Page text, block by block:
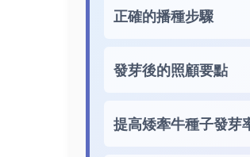
正確的播種步驟
發芽後的照顧要點
提高矮牽牛種子發芽